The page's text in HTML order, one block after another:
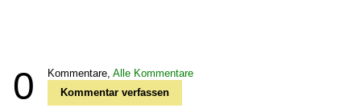
0 Kommentare, Alle Kommentare
Kommentar verfassen